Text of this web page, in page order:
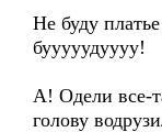
Не буду
бууууудуууу!
А! Одели все-
голову